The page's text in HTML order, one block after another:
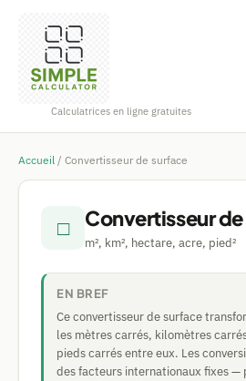
Calculatrices en ligne gratuites
Accueil / Convertisseur de surface
□ Convertisseur
m², km², hectare, acre, pied²
EN BREF
Ce convertisseur de surface
les mètres carrés, kilomètres
pieds carrés entre eux. Les
des facteurs internationaux fixes —